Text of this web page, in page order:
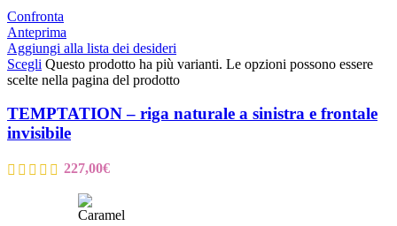
Confronta
Anteprima
Aggiungi alla lista dei desideri
Scegli Questo prodotto ha più varianti. Le opzioni possono essere
scelte nella pagina del prodotto
TEMPTATION – riga naturale a sinistra e frontale
invisibile
227,00€